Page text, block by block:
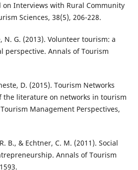
on Interviews with Rural Community
Sciences, 38(5), 206-228.
N. G. (2013). Volunteer tourism: a
perspective. Annals of Tourism
D. (2015). Tourism Networks
the literature on networks in tourism
Management Perspectives,
B., & Echtner, C. M. (2011). Social
Annals of Tourism